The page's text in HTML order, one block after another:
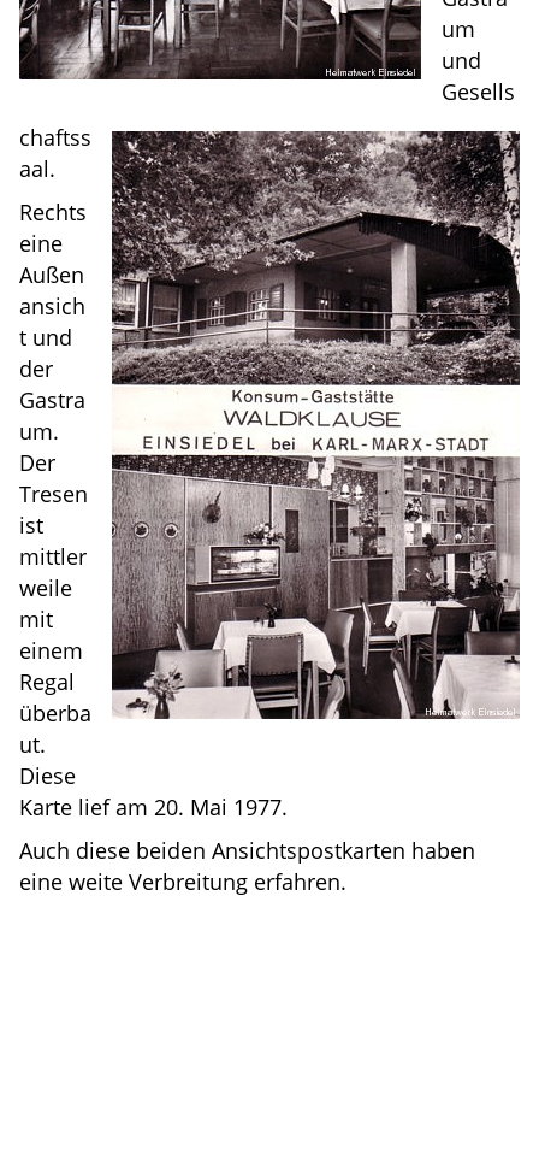
um
und
Gesells
chaftss
aal.
Rechts
eine
Außen
ansich
t und
der
Gastra
um.
Der
Tresen
ist
mittler
weile
mit
einem
Regal
überba
ut.
Diese
Karte lief am 20. Mai 1977.
Auch diese beiden Ansichtspostkarten haben
eine weite Verbreitung erfahren.